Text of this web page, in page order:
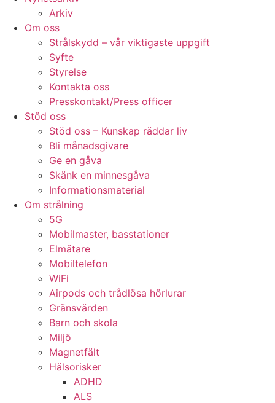
Arkiv
Om oss
Strålskydd – vår viktigaste uppgift
Syfte
Styrelse
Kontakta oss
Presskontakt/Press officer
Stöd oss
Stöd oss – Kunskap räddar liv
Bli månadsgivare
Ge en gåva
Skänk en minnesgåva
Informationsmaterial
Om strålning
5G
Mobilmaster, basstationer
Elmätare
Mobiltelefon
WiFi
Airpods och trådlösa hörlurar
Gränsvärden
Barn och skola
Miljö
Magnetfält
Hälsorisker
ADHD
ALS